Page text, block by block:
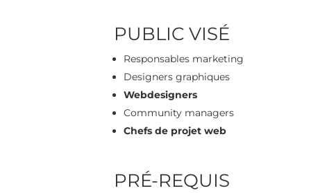
PUBLIC VISÉ
Responsables marketing
Designers graphiques
Webdesigners
Community managers
Chefs de projet web
PRÉ-REQUIS